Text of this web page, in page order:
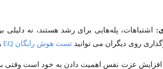
اشتباهات، پله‌هایی برای رشد هستند، نه
روی دیگران می توانید تست هوش رایگان EQ
افزایش عزت نفس اهمیت دادن به خود است وقتی